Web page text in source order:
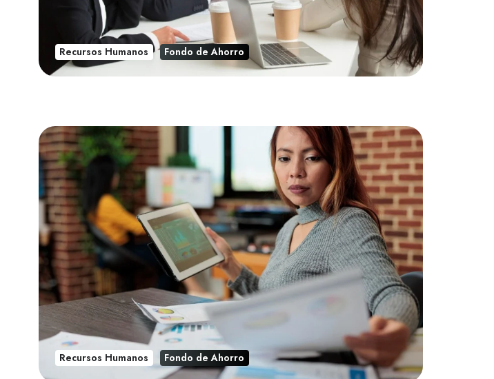
Recursos Humanos Fondo de Ahorro
Recursos Humanos Fondo de Ahorro